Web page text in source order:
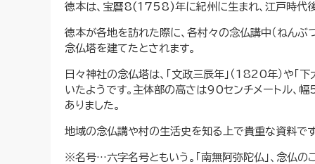
徳本は、宝暦8(1758)年に紀州に生まれ、江戸時代
徳本が各地を訪れた際に、各村々の念仏講中（ねんぶ
念仏塔を建てたとされます。
日々神社の念仏塔は、「文政三辰年」（1820年）や「
いたようです。主体部の高さは90センチメートル、
ありました。
地域の念仏講や村の生活史を知る上で貴重な資料です
※名号…六字名号ともいう。「南無阿弥陀仏」、念仏の